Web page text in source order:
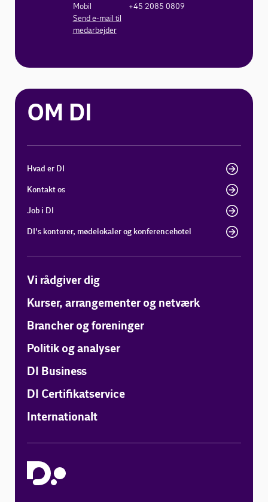
Mobil
+45 2085 0809
Send e-mail til
medarbejder
OM DI
Hvad er DI
Kontakt os
Job i DI
DI's kontorer, mødelokaler og konferencehotel
Vi rådgiver dig
Kurser, arrangementer og netværk
Brancher og foreninger
Politik og analyser
DI Business
DI Certifikatservice
Internationalt